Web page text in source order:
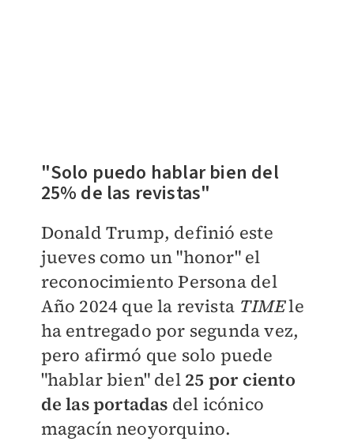
"Solo puedo hablar bien del
25% de las revistas"
Donald Trump, definió este
jueves como un "honor" el
reconocimiento Persona del
Año 2024 que la revista TIMEle
ha entregado por segunda vez,
pero afirmó que solo puede
"hablar bien" del 25 por ciento
de las portadas del icónico
magacín neoyorquino.